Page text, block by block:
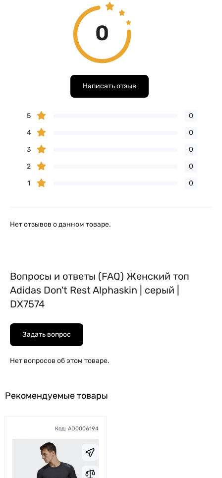
0
Написать отзыв
5
0
4
0
3
0
2
0
1
0
Нет отзывов о данном товаре.
Вопросы и ответы (FAQ) Женский топ
Adidas Don't Rest Alphaskin | серый |
DX7574
Задать вопрос
Нет вопросов об этом товаре.
Рекомендуемые товары
Код: AD0006194